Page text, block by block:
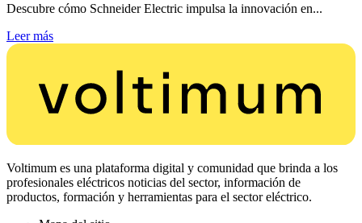
Descubre cómo Schneider Electric impulsa la innovación en...
Leer más
Voltimum es una plataforma digital y comunidad que brinda a los
profesionales eléctricos noticias del sector, información de
productos, formación y herramientas para el sector eléctrico.